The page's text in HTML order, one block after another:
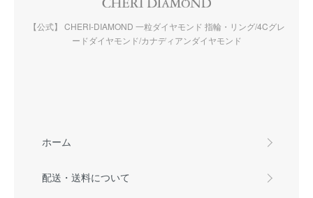
【公式】 CHERI-DIAMOND 一粒ダイヤモンド 指輪・リング/4Cグレ
ードダイヤモンド/カナディアンダイヤモンド
ホーム
配送・送料について